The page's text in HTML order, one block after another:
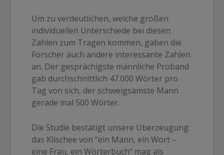
Um zu verdeutlichen, welche großen
individuellen Unterschiede bei diesen
Zahlen zum Tragen kommen, gaben die
Forscher auch andere interessante Zahlen
an. Der gesprächigste männliche Proband
gab durchschnittlich 47.000 Wörter pro
Tag von sich, der schweigsamste Mann
gerade mal 500 Wörter.
Die Studie bestätigt unsere Überzeugung:
das Klischee von “ein Mann, ein Wort –
eine Frau, ein Wörterbuch” mag als